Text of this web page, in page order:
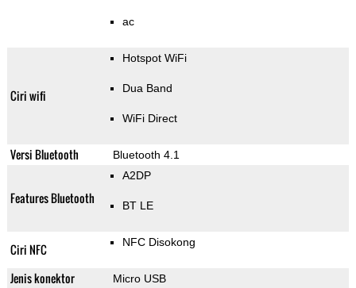
ac
Ciri wifi
Hotspot WiFi
Dua Band
WiFi Direct
Versi Bluetooth Bluetooth 4.1
Features Bluetooth
A2DP
BT LE
Ciri NFC NFC Disokong
Jenis konektor Micro USB